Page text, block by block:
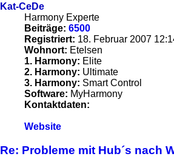
Kat-CeDe
Harmony Experte
Beiträge: 6500
Registriert: 18. Februar 2007
Wohnort: Etelsen
1. Harmony: Elite
2. Harmony: Ultimate
3. Harmony: Smart Control
Software: MyHarmony
Kontaktdaten:
Kontaktdaten
Kat-
CeDe
Website
Re: Probleme mit Hub´s nach